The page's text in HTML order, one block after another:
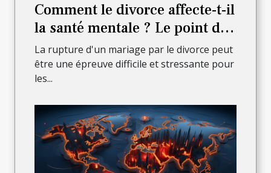
Comment le divorce affecte-t-il
la santé mentale ? Le point de
vue d'un avocat
La rupture d'un mariage par le divorce peut
être une épreuve difficile et stressante pour
les...